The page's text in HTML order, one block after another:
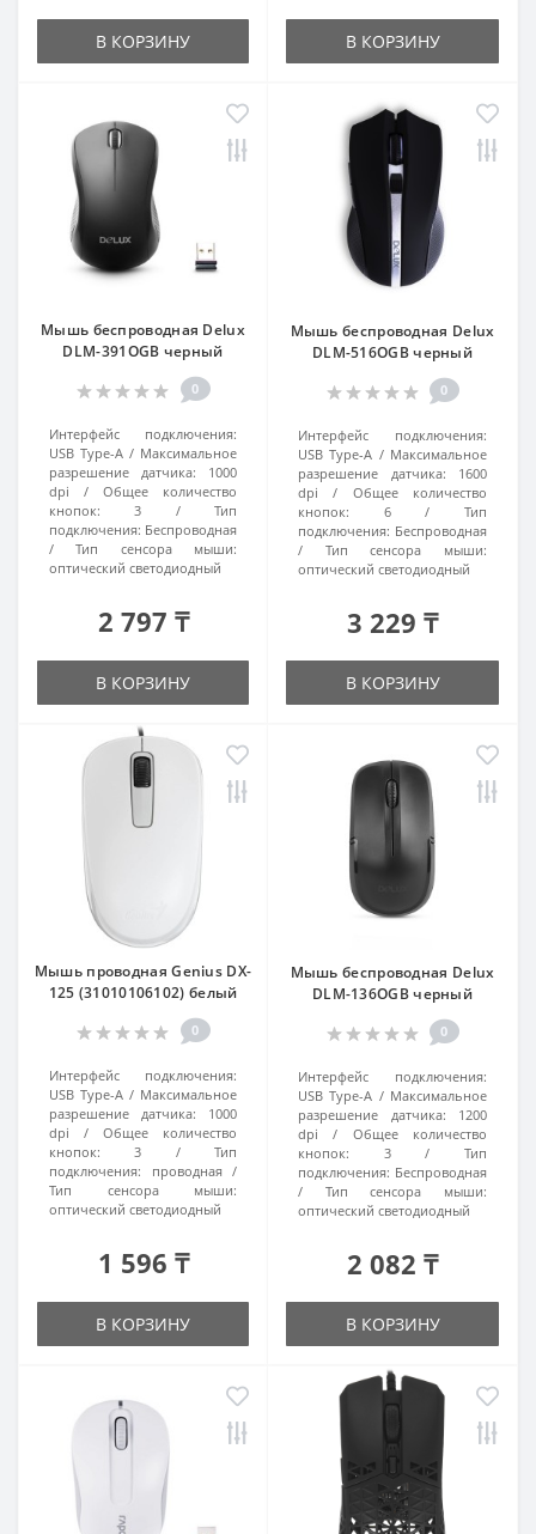
В КОРЗИНУ В КОРЗИНУ
Мышь беспроводная Delux
DLM-391OGB черный
0
Интерфейс подключения:
USB Type-A
Максимальное
разрешение датчика:
1000
dpi
Общее количество
кнопок:
3
Тип
подключения: Беспроводная
Тип сенсора мыши:
оптический светодиодный
2 797 ₸
В КОРЗИНУ
Мышь беспроводная Delux
DLM-516OGB черный
0
Интерфейс подключения:
USB Type-A
Максимальное
разрешение датчика:
1600
dpi
Общее количество
кнопок:
6
Тип
подключения: Беспроводная
Тип сенсора мыши:
оптический светодиодный
3 229 ₸
В КОРЗИНУ
Мышь проводная Genius DX-
125 (31010106102) белый
0
Интерфейс подключения:
USB Type-A
Максимальное
разрешение датчика:
1000
dpi
Общее количество
кнопок:
3
Тип
подключения:
проводная
Тип сенсора мыши:
оптический светодиодный
1 596 ₸
В КОРЗИНУ
Мышь беспроводная Delux
DLM-136OGB черный
0
Интерфейс подключения:
USB Type-A
Максимальное
разрешение датчика:
1200
dpi
Общее количество
кнопок:
3
Тип
подключения: Беспроводная
Тип сенсора мыши:
оптический светодиодный
2 082 ₸
В КОРЗИНУ